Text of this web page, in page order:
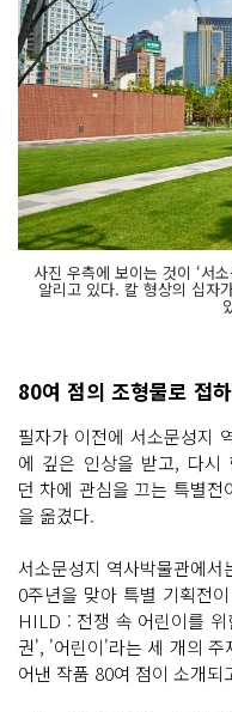
사진 우측에 보이는 것이 ‘서
알리고 있다. 칼 형상의 십자
80여 점의 조형물로 접
필자가 이전에 서소문성지
에 깊은 인상을 받고, 다시
던 차에 관심을 끄는 특별
을 옮겼다.
서소문성지 역사박물관에
0주년을 맞아 특별 기획전
HILD : 전쟁 속 어린이를
권', '어린이'라는 세 개의 주
어낸 작품 80여 점이 소개되